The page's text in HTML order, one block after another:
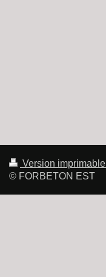
Version imprimable
© FORBETON EST